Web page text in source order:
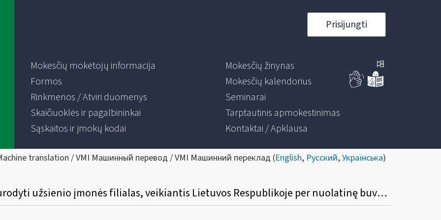
Prisijungti
Mokesčių mokėtojų informacija
Formos
Rinkmenos / Atviri duomenys
Skaičiuoklės ir pagalbininkai
Sąskaitos ir įmokų kodai
Mokesčių žinynas
Mokesčių kalendorius
Seminarai
Tarptautinis apmokestinimas
Kontaktai / Apklausa
translation / VMI Машинный перевод / VMI Машинний переклад (English, Русский,Українська)
Kokį mokesčių mokėtojų kodą turi nurodyti užsienio įmonės filialas, veikiantis Lietuvos Respublikoje per nuolatinę buveinę, teikdamas deklaracijas?